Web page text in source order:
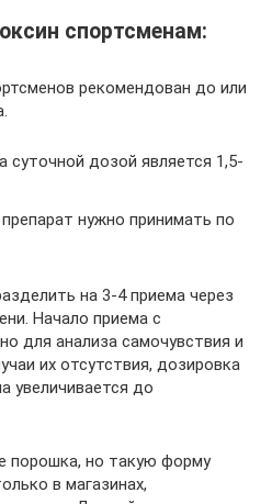
спортсменам:
рекомендован до или
суточной дозой является 1,5-
нужно принимать по
на 3-4 приема через
Начало приема с
для анализа самочувствия и
их отсутствия, дозировка
увеличивается до
порошка, но такую форму
в магазинах,